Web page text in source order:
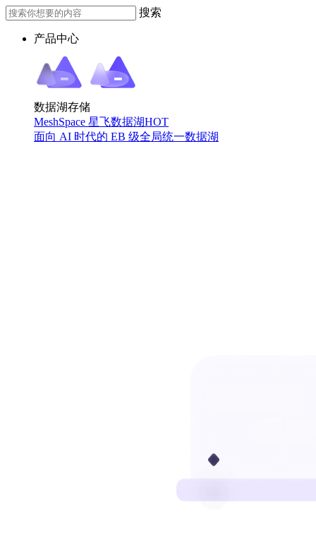
搜索
产品中心
数据湖存储
MeshSpace 星飞数据湖HOT
面向 AI 时代的 EB 级全局统一数据湖